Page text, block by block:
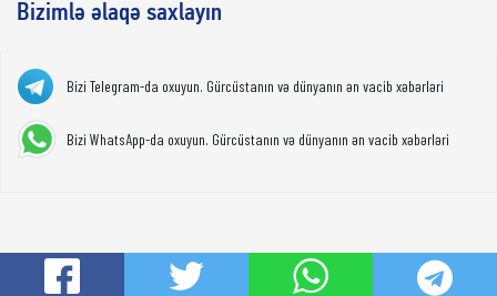
Bizimlə əlaqə saxlayın
Bizi Telegram-da oxuyun. Gürcüstanın və dünyanın ən vacib xəbərləri
Bizi WhatsApp-da oxuyun. Gürcüstanın və dünyanın ən vacib xəbərləri